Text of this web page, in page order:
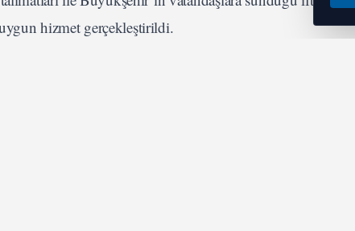
hizmet gerçekleştirildi.